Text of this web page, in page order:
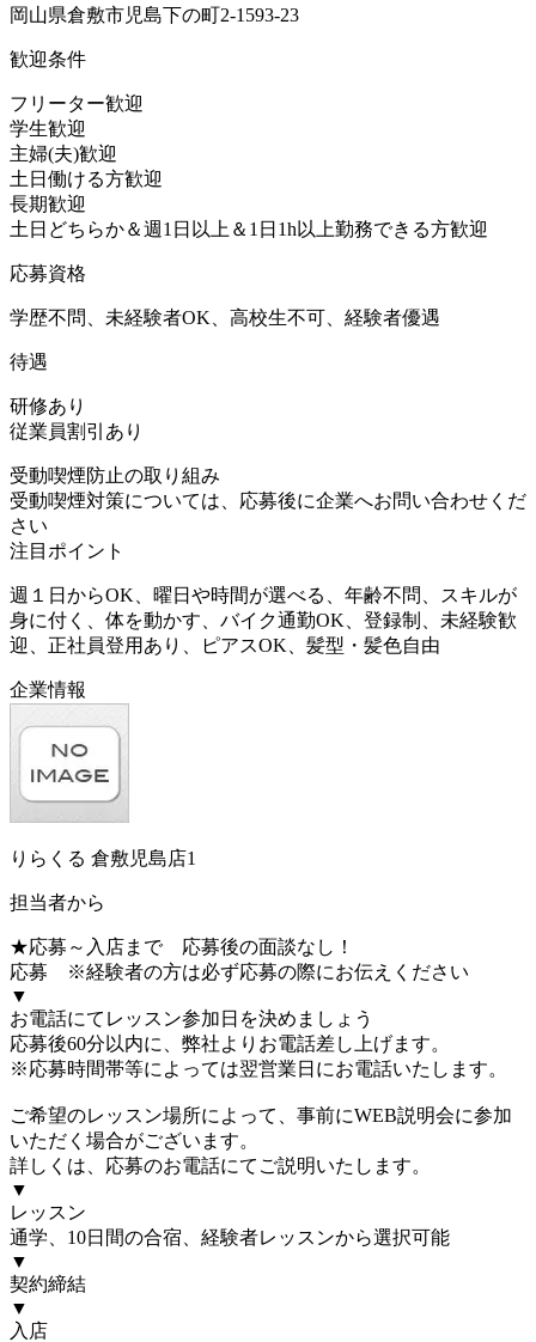
岡山県倉敷市児島下の町2-1593-23
歓迎条件
フリーター歓迎
学生歓迎
主婦(夫)歓迎
土日働ける方歓迎
長期歓迎
土日どちらか＆週1日以上＆1日1h以上勤務できる方歓迎
応募資格
学歴不問、未経験者OK、高校生不可、経験者優遇
待遇
研修あり
従業員割引あり
受動喫煙防止の取り組み
受動喫煙対策については、応募後に企業へお問い合わせくだ
さい
注目ポイント
週１日からOK、曜日や時間が選べる、年齢不問、スキルが
身に付く、体を動かす、バイク通勤OK、登録制、未経験歓
迎、正社員登用あり、ピアスOK、髪型・髪色自由
企業情報
りらくる 倉敷児島店1
担当者から
★応募～入店まで 応募後の面談なし！
応募 ※経験者の方は必ず応募の際にお伝えください
▼
お電話にてレッスン参加日を決めましょう
応募後60分以内に、弊社よりお電話差し上げます。
※応募時間帯等によっては翌営業日にお電話いたします。
ご希望のレッスン場所によって、事前にWEB説明会に参加
いただく場合がございます。
詳しくは、応募のお電話にてご説明いたします。
▼
レッスン
通学、10日間の合宿、経験者レッスンから選択可能
▼
契約締結
▼
入店